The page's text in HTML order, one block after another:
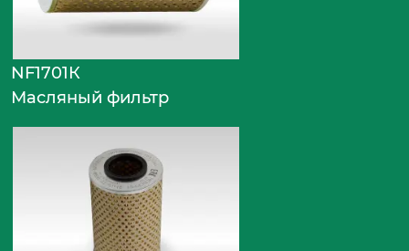
NF1701К
Масляный фильтр